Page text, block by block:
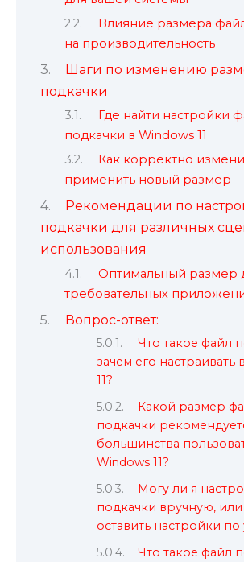
Влияние размера
на производительность
Шаги по изменению
подкачки
Где найти настройки
подкачки в Windows 11
Как корректно
применить новый размер
Рекомендации по
подкачки для различных
использования
Оптимальный размер
требовательных
Вопрос-ответ:
Что такое файл
зачем его настраивать
11?
Какой размер
подкачки
большинства
Windows 11?
Могу ли я
подкачки вручную,
оставить настройки
Что такое файл